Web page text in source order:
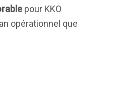
pour KKO
opérationnel que